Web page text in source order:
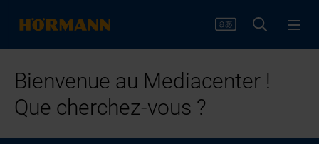
Bienvenue au Mediacenter !
Que cherchez-vous ?